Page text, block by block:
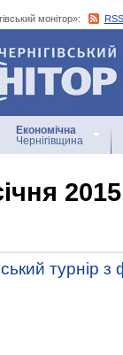
монітор»: RSS
монітор»
Економічна
Чернігівщина
2015
турнір з